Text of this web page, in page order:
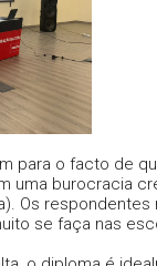
para o facto de
uma burocracia
Os
se faça nas